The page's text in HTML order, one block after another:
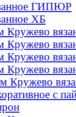
ГИПЮР
ХБ
Кружево
Кружево
Кружево
Кружево
Кружево
с